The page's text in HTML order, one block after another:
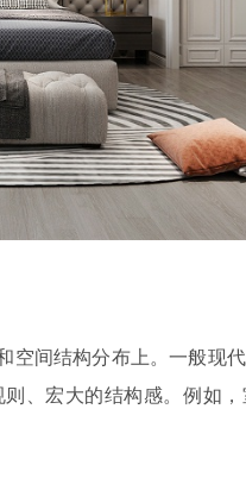
间结构分布上。一般现
、宏大的结构感。例如